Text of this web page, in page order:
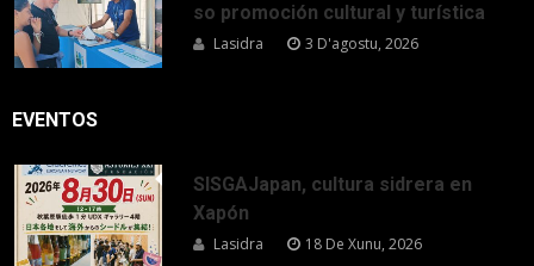
so promoción cultural y turística
Lasidra 3 D'agostu, 2026
EVENTOS
SISGAJapan, cultura sidrera en
Xapón
Lasidra 18 De Xunu, 2026